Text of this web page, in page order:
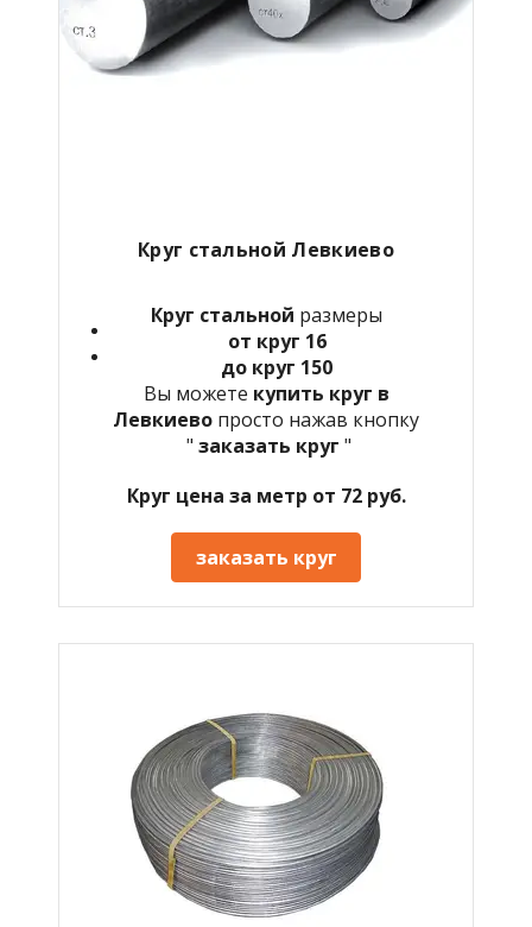
Круг стальной Левкиево
Круг стальной размеры
от круг 16
до круг 150
Вы можете купить круг в
Левкиево просто нажав кнопку
" заказать круг "
Круг цена за метр от 72 руб.
заказать круг